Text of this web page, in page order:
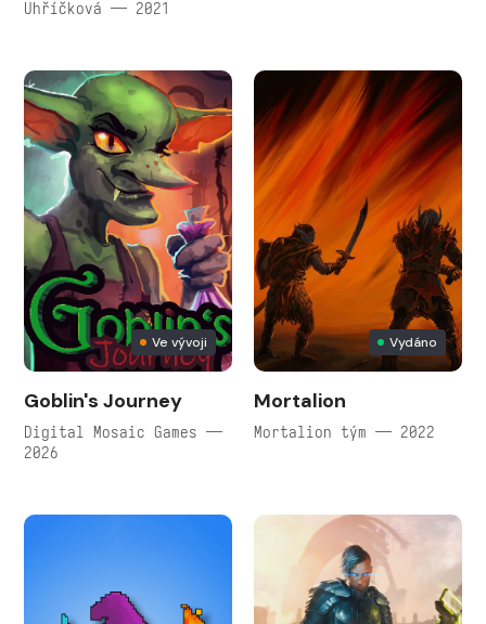
Uhříčková — 2021
Ve vývoji
Goblin's Journey
Digital Mosaic Games —
2026
Vydáno
Mortalion
Mortalion tým — 2022